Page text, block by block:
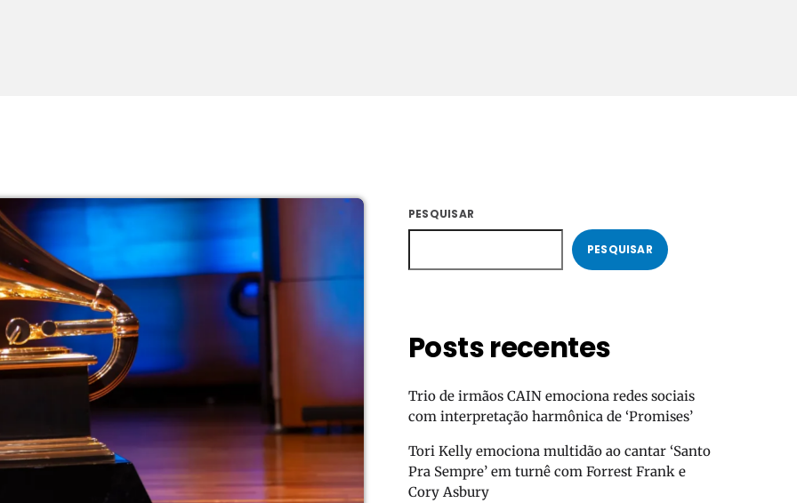
PESQUISAR
PESQUISAR
Posts recentes
Trio de irmãos CAIN emociona redes sociais
com interpretação harmônica de ‘Promises’
Tori Kelly emociona multidão ao cantar ‘Santo
Pra Sempre’ em turnê com Forrest Frank e
Cory Asbury